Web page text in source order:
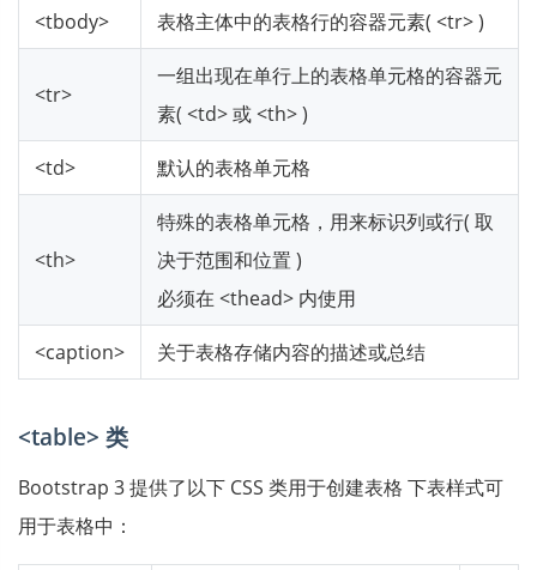
<tbody> 表格主体中的表格行的容器元素( <tr> )
<tr>
一组出现在单行上的表格单元格的容器元
素( <td> 或 <th> )
<td> 默认的表格单元格
<th>
特殊的表格单元格，用来标识列或行( 取
决于范围和位置 )
必须在 <thead> 内使用
<caption> 关于表格存储内容的描述或总结
<table> 类
Bootstrap 3 提供了以下 CSS 类用于创建表格 下表样式可
用于表格中：